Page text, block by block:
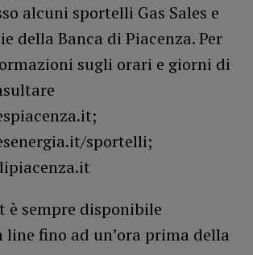
alcuni sportelli Gas Sales e
della Banca di Piacenza. Per
sugli orari e giorni di
sportelli;
è sempre disponibile
line fino ad un’ora prima della